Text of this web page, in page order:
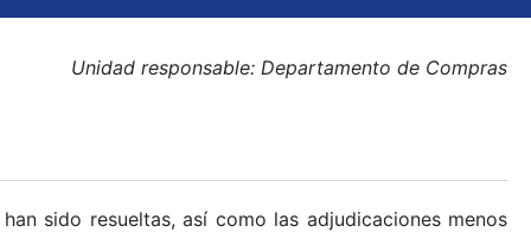
Unidad responsable: Departamento de Compras
sido resueltas, así como las adjudicaciones menos